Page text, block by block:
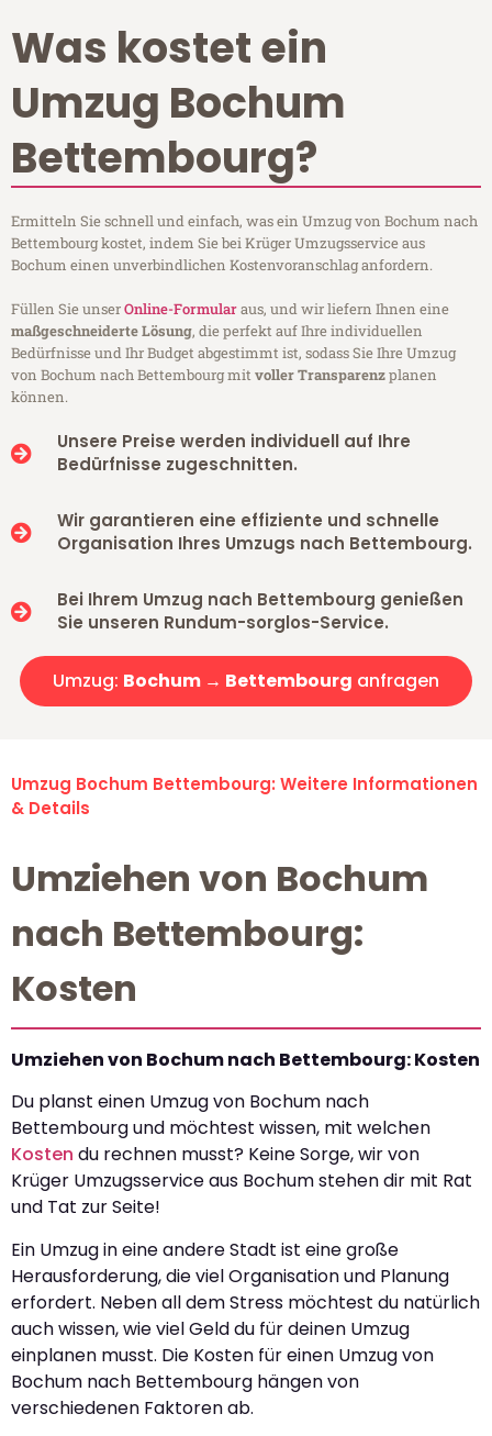
Was kostet ein
Umzug Bochum
Bettembourg?
Ermitteln Sie schnell und einfach, was ein Umzug von Bochum nach
Bettembourg kostet, indem Sie bei Krüger Umzugsservice aus
Bochum einen unverbindlichen Kostenvoranschlag anfordern.
Füllen Sie unserOnline-Formularaus, und wir liefern Ihnen eine
maßgeschneiderte Lösung, die perfekt auf Ihre individuellen
Bedürfnisse und Ihr Budget abgestimmt ist, sodass Sie Ihre Umzug
von Bochum nach Bettembourg mitvoller Transparenzplanen
können.
Unsere Preise werden individuell auf Ihre
Bedürfnisse zugeschnitten.
Wir garantieren eine effiziente und schnelle
Organisation Ihres Umzugs nach Bettembourg.
Bei Ihrem Umzug nach Bettembourg genießen
Sie unseren Rundum-sorglos-Service.
Umzug: Bochum → Bettembourg anfragen
Umzug Bochum Bettembourg: Weitere Informationen
& Details
Umziehen von Bochum
nach Bettembourg:
Kosten
Umziehen von Bochum nach Bettembourg: Kosten
Du planst einen Umzug von Bochum nach
Bettembourg und möchtest wissen, mit welchen
Kosten du rechnen musst? Keine Sorge, wir von
Krüger Umzugsservice aus Bochum stehen dir mit Rat
und Tat zur Seite!
Ein Umzug in eine andere Stadt ist eine große
Herausforderung, die viel Organisation und Planung
erfordert. Neben all dem Stress möchtest du natürlich
auch wissen, wie viel Geld du für deinen Umzug
einplanen musst. Die Kosten für einen Umzug von
Bochum nach Bettembourg hängen von
verschiedenen Faktoren ab.